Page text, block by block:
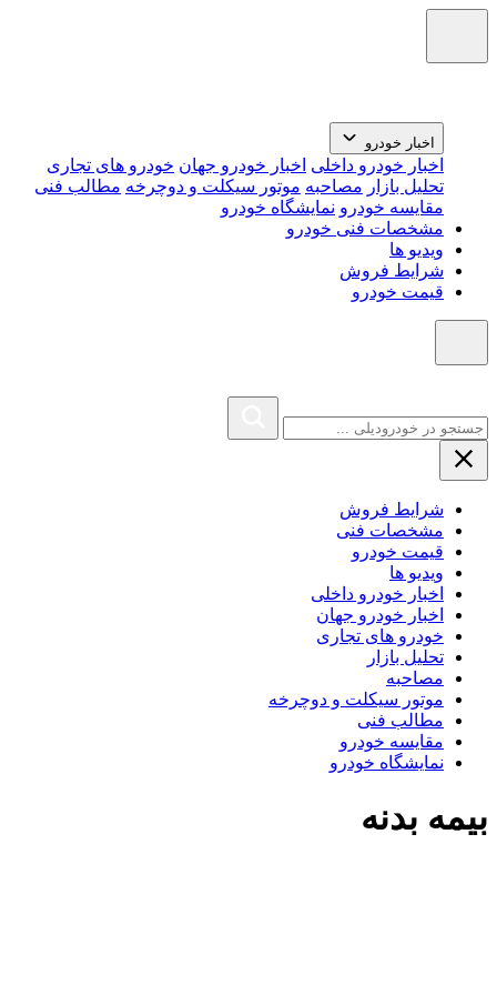
اخبار خودرو
اخبار خودرو داخلی اخبار خودرو جهان خودرو های تجاری
تحلیل بازار مصاحبه موتور سیکلت و دوچرخه مطالب فنی
مقایسه خودرو نمایشگاه خودرو
مشخصات فنی خودرو
ویدیو ها
شرایط فروش
قیمت خودرو
شرایط فروش
مشخصات فنی
قیمت خودرو
ویدیو ها
اخبار خودرو داخلی
اخبار خودرو جهان
خودرو های تجاری
تحلیل بازار
مصاحبه
موتور سیکلت و دوچرخه
مطالب فنی
مقایسه خودرو
نمایشگاه خودرو
بدنه